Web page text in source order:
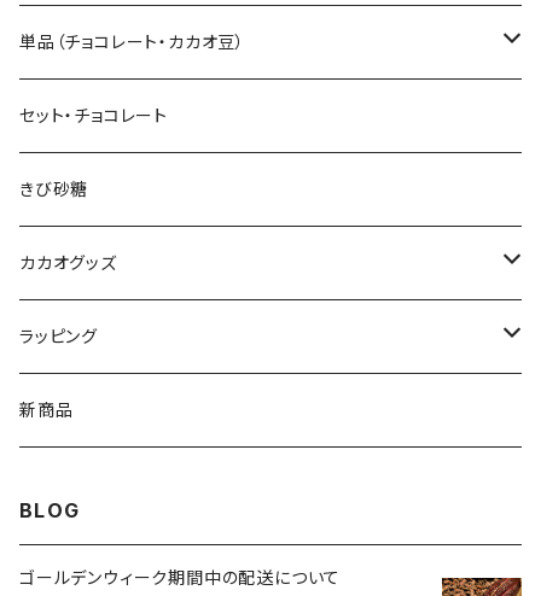
Sibu CHOCOLATE シブ チョコレート
Senor Cacao セニョールカカオ
Tayutic タユティック
Cocoa Vintage ココア ヴィンテージ
Enraizados エンライサドス
単品（チョコレート・カカオ豆）
板チョコレート
コーティング チョコ
ペーストチョコレート
コインチョコレート
チョコレートドリンク
セット・チョコレート
きび砂糖
カカオグッズ
アクセサリー
ネックレス
ブレスレット
カップ
ラッピング
Sibu CHOCOLATE シブチョコレート
新商品
BLOG
ゴールデンウィーク期間中の配送について